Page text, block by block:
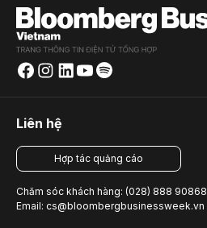
Liên hệ
Hợp tác quảng cáo
Chăm sóc khách hàng: (028) 888 90868
Email: cs@bloombergbusinessweek.vn